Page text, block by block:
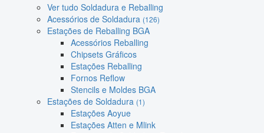
Ver tudo Soldadura e Reballing
Acessórios de Soldadura (126)
Estações de Reballing BGA
Acessórios Reballing
Chipsets Gráficos
Estações Reballing
Fornos Reflow
Stencils e Moldes BGA
Estações de Soldadura (1)
Estações Aoyue
Estações Atten e Mlink